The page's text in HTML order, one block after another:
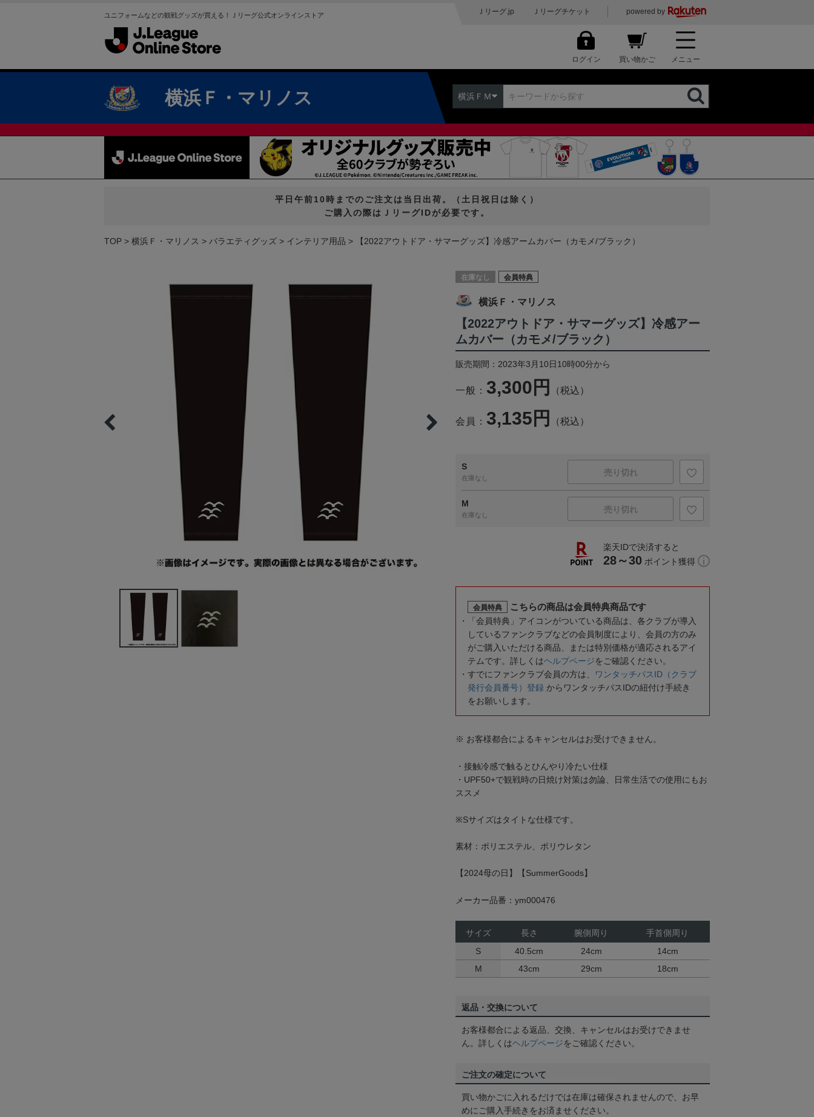
ユニフォームなどの観戦グッズが買える！Ｊリーグ公式オンラインストア Ｊリーグ.jp Ｊリーグチケット powered by
ログイン 買い物かご メニュー
横浜Ｆ・マリノス 横浜ＦＭ
平日午前10時までのご注文は当日出荷。（土日祝日は除く）
ご購入の際はＪリーグIDが必要です。
TOP 横浜Ｆ・マリノス バラエティグッズ インテリア用品 【2022アウトドア・サマーグッズ】冷感アームカバー（カモメ/ブラック）
在庫なし 会員特典
横浜Ｆ・マリノス
【2022アウトドア・サマーグッズ】冷感アー
ムカバー（カモメ/ブラック）
販売期間：2023年3月10日10時00分から
一般： 3,300円 （税込）
会員： 3,135円 （税込）
S
在庫なし
売り切れ
M
在庫なし
売り切れ
楽天IDで決済すると
28～30 ポイント獲得
会員特典 こちらの商品は会員特典商品です
「会員特典」アイコンがついている商品は、各クラブが導入
しているファンクラブなどの会員制度により、会員の方のみ
がご購入いただける商品、または特別価格が適応されるアイ
テムです。詳しくはヘルプページをご確認ください。
すでにファンクラブ会員の方は、
ワンタッチパスID（クラブ
発行会員番号）登録 からワンタッチパスIDの紐付け手続き
をお願いします。
※ お客様都合によるキャンセルはお受けできません。
・接触冷感で触るとひんやり冷たい仕様
・UPF50+で観戦時の日焼け対策は勿論、日常生活での使用にもお
ススメ
※Sサイズはタイトな仕様です。
素材：ポリエステル、ポリウレタン
【2024母の日】【SummerGoods】
メーカー品番：ym000476
サイズ 長さ 腕側周り
手首側周り
S
40.5cm 24cm
14cm
M
43cm 29cm 18cm
返品・交換について
お客様都合による返品、交換、キャンセルはお受けできませ
ん。詳しくはヘルプページをご確認ください。
ご注文の確定について
買い物かごに入れるだけでは在庫は確保されませんので、お早
めにご購入手続きをお済ませください。